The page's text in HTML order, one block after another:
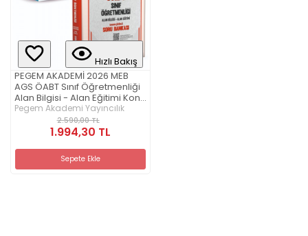
Hızlı Bakış
PEGEM AKADEMİ 2026 MEB
AGS ÖABT Sınıf Öğretmenliği
Alan Bilgisi - Alan Eğitimi Konu
Anlatımlı Set (5 Kitap) + 2026
MEB AGS ÖABT Sınıf
Öğretmenliği Tamamı
Çözümlü Soru Bankası Seti
(6.Kitap)
Pegem Akademi Yayıncılık
2.590,00 TL
1.994,30 TL
Sepete Ekle